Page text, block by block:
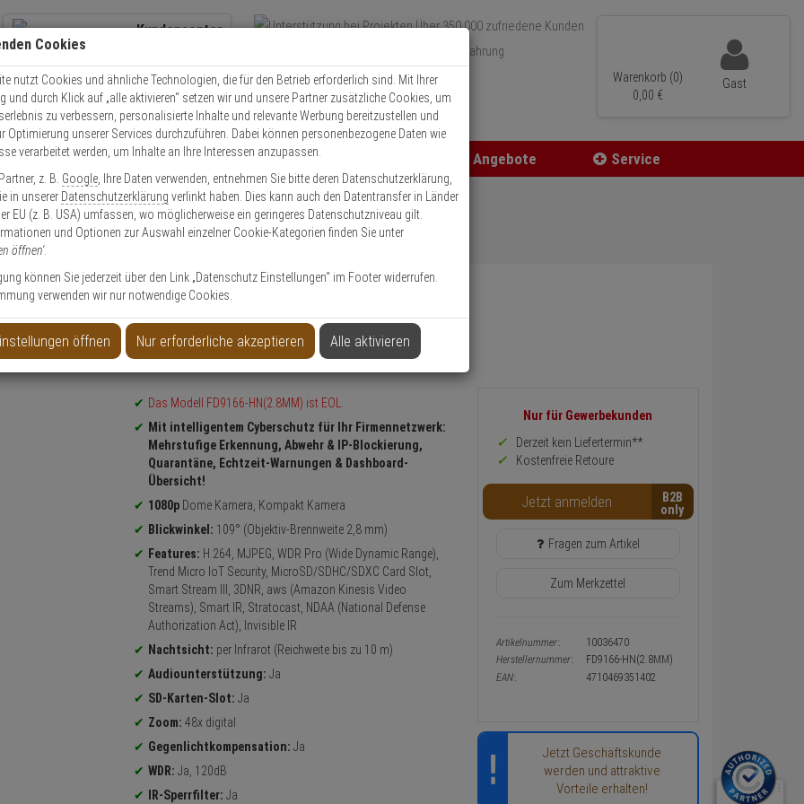
Kundencenter
Kontaktservice nutzen
Mo. - Do.: 8:00 - 16:30 Fr. 8:00 - 14:00 Uhr
Über 350.000 zufriedene Kunden
Über 15 Jahre Erfahrung
Schneller Versand
Warenkorb (0)
0, 00 €
Gast
Zutritt Einbruch Angebote Service
FD9166-HN(2.8MM) IP-Kamera 1080p TN IR PoE
1080p TN IR PoE
Produktinformationen
Das Modell FD9166-HN(2.8MM) ist EOL.
Mit intelligentem Cyberschutz für Ihr Firmennetzwerk:
Mehrstufige Erkennung, Abwehr & IP-Blockierung,
Quarantäne, Echtzeit-Warnungen & Dashboard-
Übersicht!
1080p Dome Kamera, Kompakt Kamera
Blickwinkel: 109° (Objektiv-Brennweite 2,8 mm)
Features: H.264, MJPEG, WDR Pro (Wide Dynamic Range),
Trend Micro IoT Security, MicroSD/SDHC/SDXC Card Slot,
Smart Stream III, 3DNR, aws (Amazon Kinesis Video
Streams), Smart IR, Stratocast, NDAA (National Defense
Authorization Act), Invisible IR
Nachtsicht: per Infrarot (Reichweite bis zu 10 m)
Audiounterstützung: Ja
SD-Karten-Slot: Ja
Zoom: 48x digital
Gegenlichtkompensation: Ja
WDR: Ja, 120dB
IR-Sperrfilter: Ja
Informationen
Preis,
Verfügbakeit
Warenkorb-
oder
Konfigurieren-
Nur für Gewerbekunden
Derzeit kein Liefertermin**
Kostenfreie Retoure
Jetzt anmelden B2B
Fragen zum Artikel
Zum Merkzettel
Artikelnummer:
10036470
Herstellernummer:
FD9166-HN(2.8MM)
EAN:
4710469351402
Jetzt Geschäftskunde
werden und attraktive
Vorteile erhalten!
Cookies
nutzt Cookies und ähnliche Technologien, die für den Betrieb erforderlich sind. Mit Ihrer
und durch Klick auf „alle aktivieren“ setzen wir und unsere Partner zusätzliche Cookies, um
zu verbessern, personalisierte Inhalte und relevante Werbung bereitzustellen und
Optimierung unserer Services durchzuführen. Dabei können personenbezogene Daten wie
verarbeitet werden, um Inhalte an Ihre Interessen anzupassen.
z. B. Google , Ihre Daten verwenden, entnehmen Sie bitte deren Datenschutzerklärung,
in unserer Datenschutzerklärung verlinkt haben. Dies kann auch den Datentransfer in Länder
EU (z. B. USA) umfassen, wo möglicherweise ein geringeres Datenschutzniveau gilt.
und Optionen zur Auswahl einzelner Cookie-Kategorien finden Sie unter
öffnen'.
können Sie jederzeit über den Link „Datenschutz Einstellungen“ im Footer widerrufen.
verwenden wir nur notwendige Cookies.
öffnen Nur erforderliche akzeptieren Alle aktivieren